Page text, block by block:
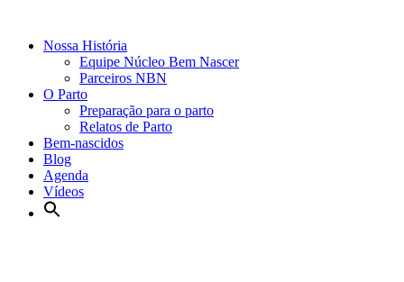
Nossa História
Equipe Núcleo Bem Nascer
Parceiros NBN
O Parto
Preparação para o parto
Relatos de Parto
Bem-nascidos
Blog
Agenda
Vídeos